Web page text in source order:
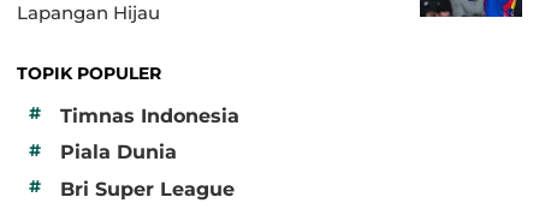
Lapangan Hijau
TOPIK POPULER
#
Timnas Indonesia
# Piala Dunia
# Bri Super League